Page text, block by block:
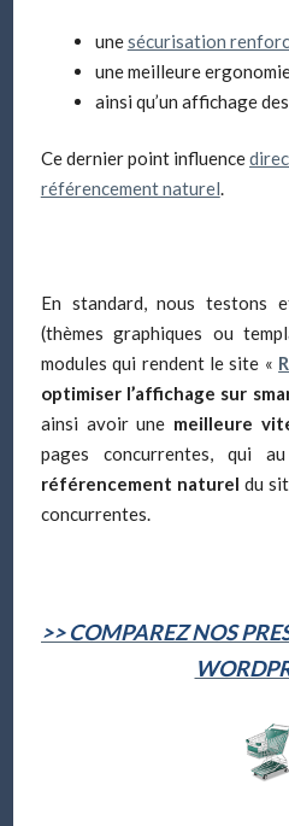
unesécurisation
une meilleure
ainsi qu’un affichage
Ce dernier point influence
référencement naturel.
En standard, nous testons
(thèmes graphiques ou
modules qui rendent le site «
optimiser l’affichage sur
ainsi avoir une meilleure
pages concurrentes, qui
référencement naturel du
concurrentes.
>> COMPAREZ NOS